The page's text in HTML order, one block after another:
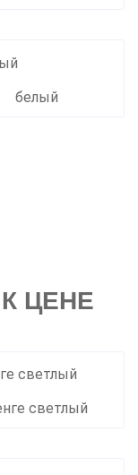
белый
ЦЕНЕ
светлый